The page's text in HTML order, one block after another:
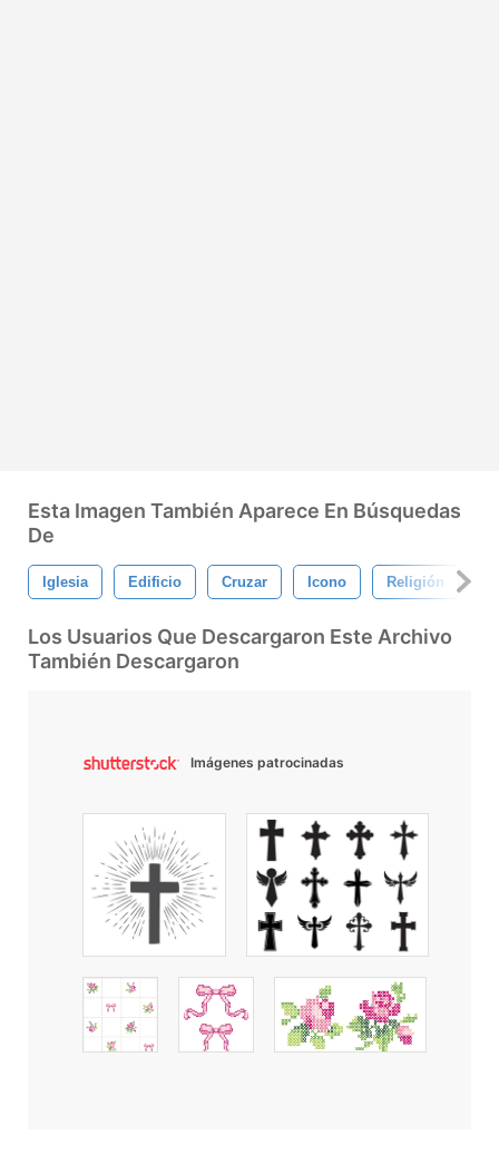
Esta Imagen También Aparece En Búsquedas
De
Iglesia Edificio Cruzar Icono Religión
Los Usuarios Que Descargaron Este Archivo
También Descargaron
Imágenes patrocinadas